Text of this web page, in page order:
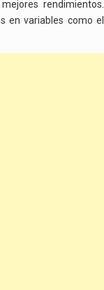
rendimientos.
en variables como el